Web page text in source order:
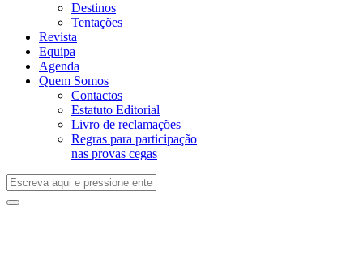
Destinos
Tentações
Revista
Equipa
Agenda
Quem Somos
Contactos
Estatuto Editorial
Livro de reclamações
Regras para participação
nas provas cegas